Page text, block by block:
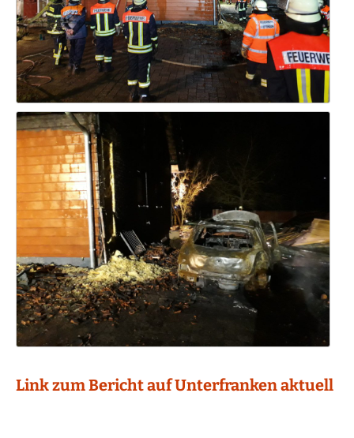
Link zum Bericht auf Unterfranken aktuell